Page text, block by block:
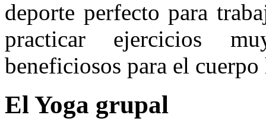
deporte perfecto para
practicar ejercicios
beneficiosos para el
El Yoga grupal